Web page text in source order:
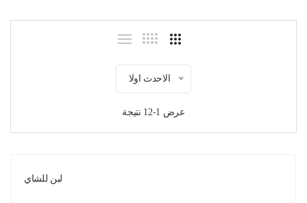
الاحدث اولا
عرض 1-12 نتيجة
لبن للشاي